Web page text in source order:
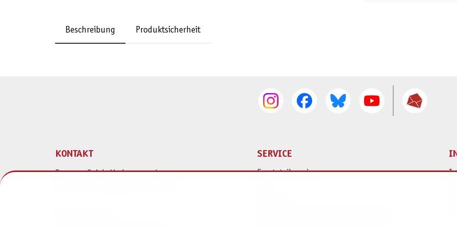
Beschreibung Produktsicherheit
KONTAKT
Pegasus Spiele Verlags- und
SERVICE
Ersatzteilservice